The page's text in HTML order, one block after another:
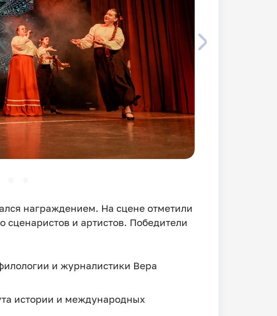
награждением. На сцене отметили
сценаристов и артистов. Победители
и журналистики Вера
истории и международных